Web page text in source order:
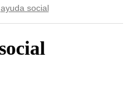
ayuda social